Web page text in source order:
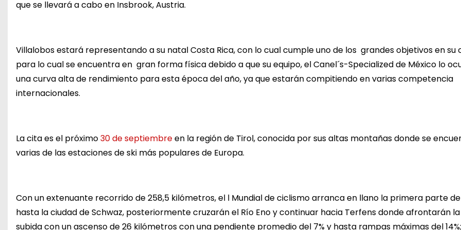
que se llevará a cabo en Insbrook, Austria.
Villalobos estará representando a su natal Costa Rica, con lo cual cumple uno de los grandes objetivos en su
para lo cual se encuentra en gran forma física debido a que su equipo, el Canel´s-Specialized de México lo
una curva alta de rendimiento para esta época del año, ya que estarán compitiendo en varias competencia
internacionales.
La cita es el próximo30 de septiembreen la región de Tirol, conocida por sus altas montañas donde se
varias de las estaciones de ski más populares de Europa.
Con un extenuante recorrido de 258,5 kilómetros, el l Mundial de ciclismo arranca en llano la primera parte
hasta la ciudad de Schwaz, posteriormente cruzarán el Río Eno y continuar hacia Terfens donde afrontarán
subida con un ascenso de 26 kilómetros con una pendiente promedio del 7% y hasta rampas máximas del